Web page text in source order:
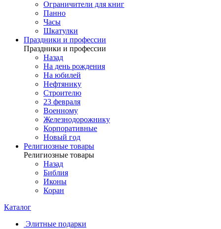
Ограничители для книг
Панно
Часы
Шкатулки
Праздники и профессии
Праздники и профессии
Назад
На день рождения
На юбилей
Нефтянику
Строителю
23 февраля
Военному
Железнодорожнику
Корпоративные
Новый год
Религиозные товары
Религиозные товары
Назад
Библия
Иконы
Коран
Каталог
Элитные подарки